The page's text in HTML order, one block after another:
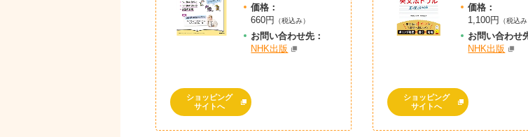
価格：
660円
（税込み）
お問い合わせ先：
NHK出版
ショッピング
サイトへ
価格：
1,100円
（税込み
お問い合わせ
NHK出版
ショッピング
サイトへ